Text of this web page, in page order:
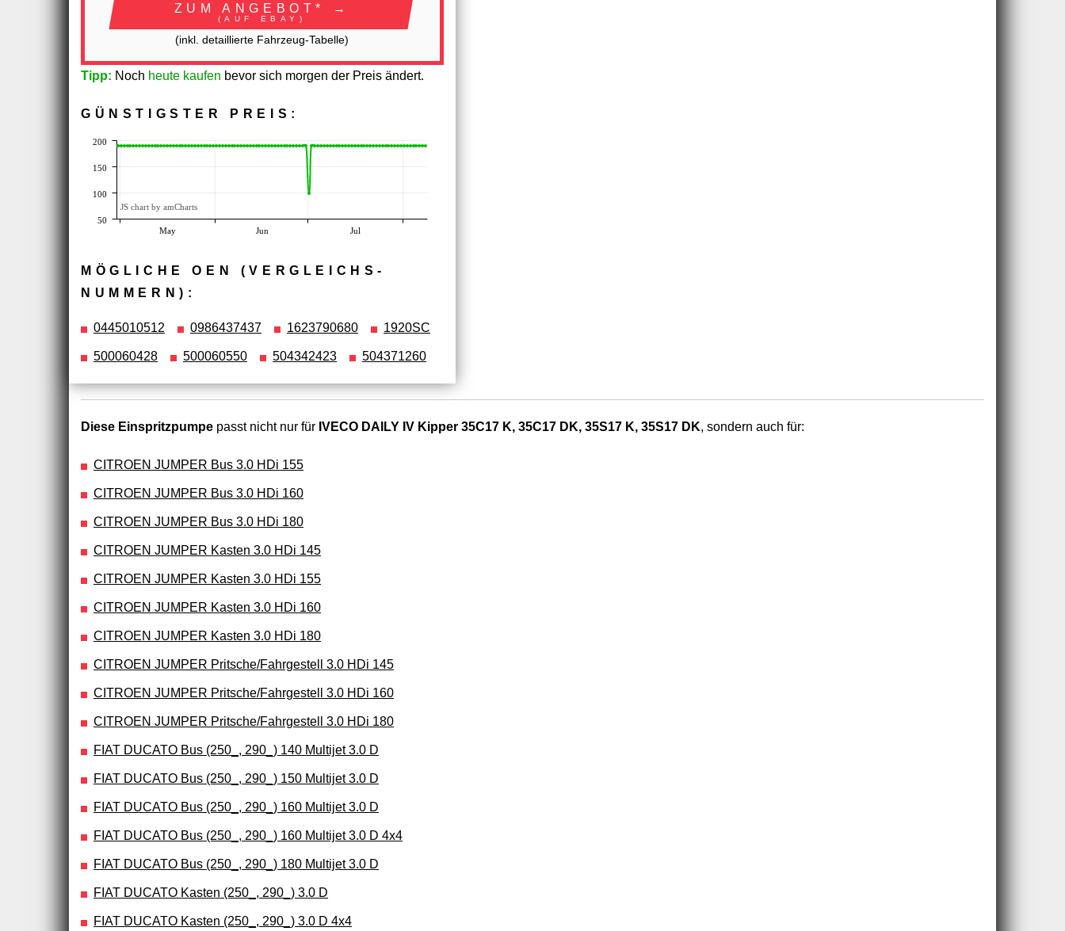
ZUM ANGEBOT* →
(AUF EBAY)
(inkl. detaillierte Fahrzeug-Tabelle)
Tipp: Noch heute kaufen bevor sich morgen der Preis ändert.
GÜNSTIGSTER PREIS:
May Jun Jul
50
100
150
200
JS chart by amCharts
MÖGLICHE OEN (VERGLEICHS­
NUMMERN):
0445010512 0986437437 1623790680 1920SC
500060428 500060550 504342423 504371260
Diese Einspritzpumpe passt nicht nur für IVECO DAILY IV Kipper 35C17 K, 35C17 DK, 35S17 K, 35S17 DK, sondern auch für:
CITROEN JUMPER Bus 3.0 HDi 155
CITROEN JUMPER Bus 3.0 HDi 160
CITROEN JUMPER Bus 3.0 HDi 180
CITROEN JUMPER Kasten 3.0 HDi 145
CITROEN JUMPER Kasten 3.0 HDi 155
CITROEN JUMPER Kasten 3.0 HDi 160
CITROEN JUMPER Kasten 3.0 HDi 180
CITROEN JUMPER Pritsche/Fahrgestell 3.0 HDi 145
CITROEN JUMPER Pritsche/Fahrgestell 3.0 HDi 160
CITROEN JUMPER Pritsche/Fahrgestell 3.0 HDi 180
FIAT DUCATO Bus (250_, 290_) 140 Multijet 3.0 D
FIAT DUCATO Bus (250_, 290_) 150 Multijet 3.0 D
FIAT DUCATO Bus (250_, 290_) 160 Multijet 3.0 D
FIAT DUCATO Bus (250_, 290_) 160 Multijet 3.0 D 4x4
FIAT DUCATO Bus (250_, 290_) 180 Multijet 3.0 D
FIAT DUCATO Kasten (250_, 290_) 3.0 D
FIAT DUCATO Kasten (250_, 290_) 3.0 D 4x4